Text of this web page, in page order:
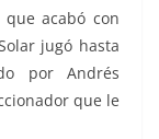
acabó con
jugó hasta
por Andrés
que le